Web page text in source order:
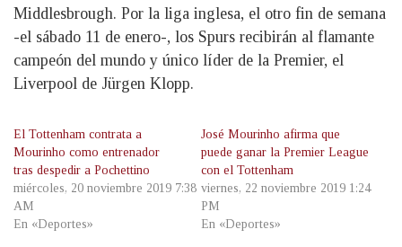
Middlesbrough. Por la liga inglesa, el otro fin de semana
-el sábado 11 de enero-, los Spurs recibirán al flamante
campeón del mundo y único líder de la Premier, el
Liverpool de Jürgen Klopp.
El Tottenham contrata a
Mourinho como entrenador
tras despedir a Pochettino
miércoles, 20 noviembre 2019 7:38
AM
En «Deportes»
José Mourinho afirma que
puede ganar la Premier League
con el Tottenham
viernes, 22 noviembre 2019 1:24
PM
En «Deportes»